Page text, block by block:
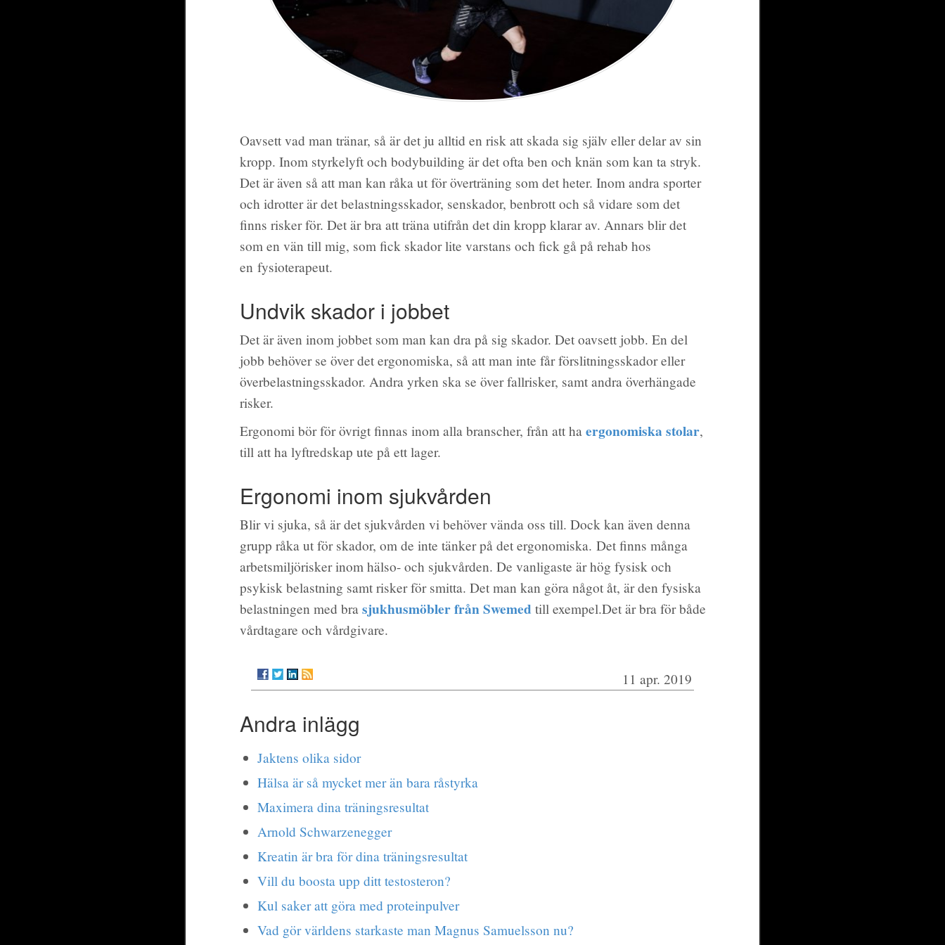
Oavsett vad man tränar, så är det ju alltid en risk att skada sig själv eller delar av sin
kropp. Inom styrkelyft och bodybuilding är det ofta ben och knän som kan ta stryk.
Det är även så att man kan råka ut för överträning som det heter. Inom andra sporter
och idrotter är det belastningsskador, senskador, benbrott och så vidare som det
finns risker för. Det är bra att träna utifrån det din kropp klarar av. Annars blir det
som en vän till mig, som fick skador lite varstans och fick gå på rehab hos
en fysioterapeut.
Undvik skador i jobbet
Det är även inom jobbet som man kan dra på sig skador. Det oavsett jobb. En del
jobb behöver se över det ergonomiska, så att man inte får förslitningsskador eller
överbelastningsskador. Andra yrken ska se över fallrisker, samt andra överhängade
risker.
Ergonomi bör för övrigt finnas inom alla branscher, från att ha ergonomiska stolar,
till att ha lyftredskap ute på ett lager.
Ergonomi inom sjukvården
Blir vi sjuka, så är det sjukvården vi behöver vända oss till. Dock kan även denna
grupp råka ut för skador, om de inte tänker på det ergonomiska. Det finns många
arbetsmiljörisker inom hälso- och sjukvården. De vanligaste är hög fysisk och
psykisk belastning samt risker för smitta. Det man kan göra något åt, är den fysiska
belastningen med bra sjukhusmöbler från Swemed till exempel.Det är bra för både
vårdtagare och vårdgivare.
11 apr. 2019
Andra inlägg
Jaktens olika sidor
Hälsa är så mycket mer än bara råstyrka
Maximera dina träningsresultat
Arnold Schwarzenegger
Kreatin är bra för dina träningsresultat
Vill du boosta upp ditt testosteron?
Kul saker att göra med proteinpulver
Vad gör världens starkaste man Magnus Samuelsson nu?